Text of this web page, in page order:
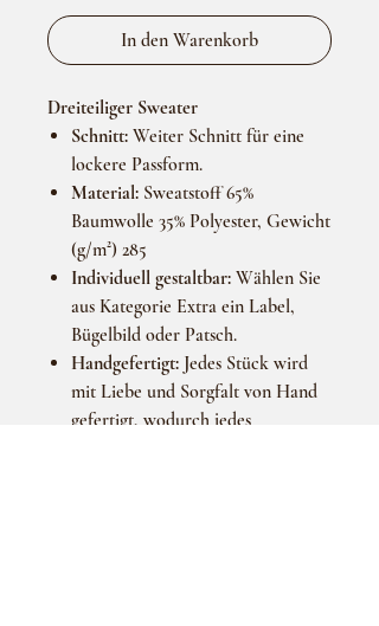
In den Warenkorb
Dreiteiliger Sweater
Schnitt: Weiter Schnitt für eine
lockere Passform.
Material: Sweatstoff 65%
Baumwolle 35% Polyester, Gewicht
(g/m²) 285
Individuell gestaltbar: Wählen Sie
aus Kategorie Extra ein Label,
Bügelbild oder Patsch.
Handgefertigt: Jedes Stück wird
mit Liebe und Sorgfalt von Hand
gefertigt, wodurch jedes